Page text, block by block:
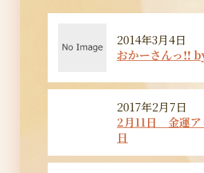
2014年3月4日
おかーさんっ‼︎
2017年2月7日
2月11日 金運ア
日